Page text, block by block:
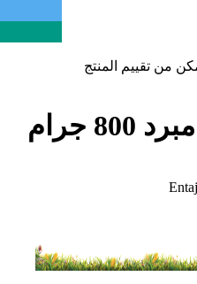
من تقييم المنتج
جرام